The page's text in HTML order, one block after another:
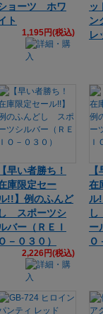
ョーツ ホワ
ト
1,195円(税込)
ッ
レ
【早い者勝ち！
庫限定セー
!!】例のふんど
し スポーツシ
バー（ＲＥＩ
Ｏ－０３０）
2,226円(税込)
在
ル
ー
Ｏ